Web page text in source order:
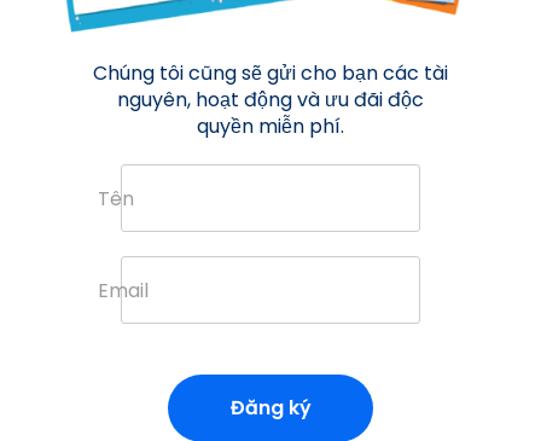
Chúng tôi cũng sẽ gửi cho bạn các tài
nguyên, hoạt động và ưu đãi độc
quyền miễn phí.
Tên
Email
Đăng ký